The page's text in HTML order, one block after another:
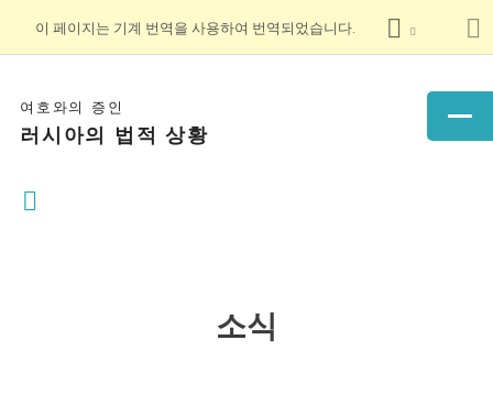
이 페이지는 기계 번역을 사용하여 번역되었습니다.
여호와의 증인
러시아의 법적 상황
소식